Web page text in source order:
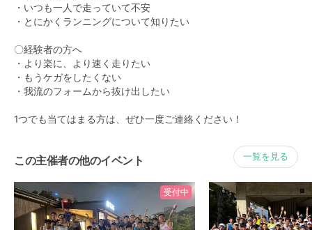
・いつも一人で走っていて不安
・とにかくランニングについて知りたい
〇経験者の方へ
・より楽に、より速く走りたい
・もうケガをしたくない
・我流のフォームから抜け出したい
1つでも当てはまる方は、ぜひ一度ご連絡ください！
この主催者の他のイベント 一覧を見る
受付中